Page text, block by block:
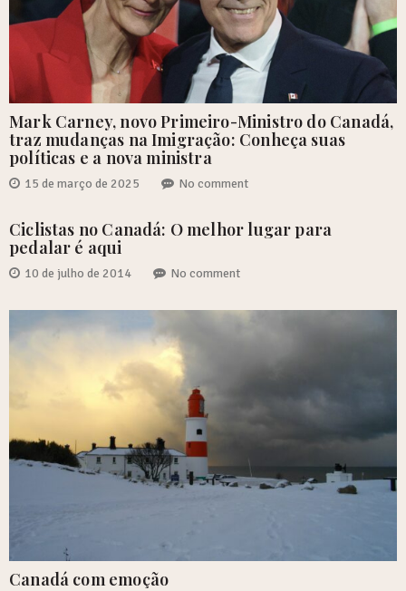
Mark Carney, novo Primeiro-Ministro do Canadá,
traz mudanças na Imigração: Conheça suas
políticas e a nova ministra
15 de março de 2025 No comment
Ciclistas no Canadá: O melhor lugar para
pedalar é aqui
10 de julho de 2014 No comment
Canadá com emoção